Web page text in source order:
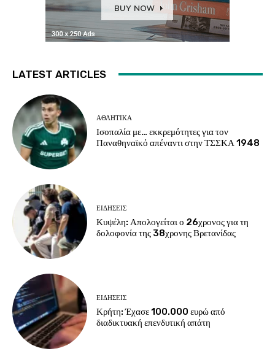
LATEST ARTICLES
ΑΘΛΗΤΙΚΑ
Ισοπαλία με… εκκρεμότητες για τον
Παναθηναϊκό απέναντι στην ΤΣΣΚΑ 1948
ΕΙΔΗΣΕΙΣ
Κυψέλη: Απολογείται ο 26χρονος για τη
δολοφονία της 38χρονης Βρετανίδας
ΕΙΔΗΣΕΙΣ
Κρήτη: Έχασε 100.000 ευρώ από
διαδικτυακή επενδυτική απάτη